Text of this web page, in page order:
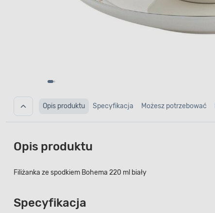
Opis produktu Specyfikacja Możesz potrzebować
Opis produktu
Filiżanka ze spodkiem Bohema 220 ml biały
Specyfikacja